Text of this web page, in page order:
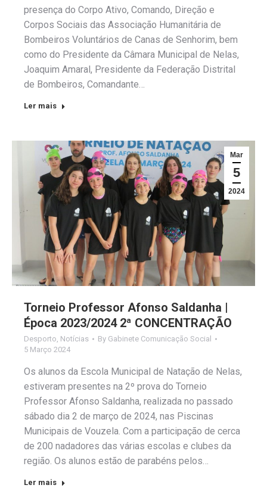
presença do Corpo Ativo, Comando, Direção e
Corpos Sociais das Associação Humanitária de
Bombeiros Voluntários de Canas de Senhorim, bem
como do Presidente da Câmara Municipal de Nelas,
Joaquim Amaral, Presidente da Federação Distrital
de Bombeiros, Comandante…
Ler mais
Mar
5
2024
Torneio Professor Afonso Saldanha |
Época 2023/2024 2ª CONCENTRAÇÃO
Desporto, Notícias By Gabinete Comunicação Social
5 Março 2024
Os alunos da Escola Municipal de Natação de Nelas,
estiveram presentes na 2º prova do Torneio
Professor Afonso Saldanha, realizada no passado
sábado dia 2 de março de 2024, nas Piscinas
Municipais de Vouzela. Com a participação de cerca
de 200 nadadores das várias escolas e clubes da
região. Os alunos estão de parabéns pelos…
Ler mais